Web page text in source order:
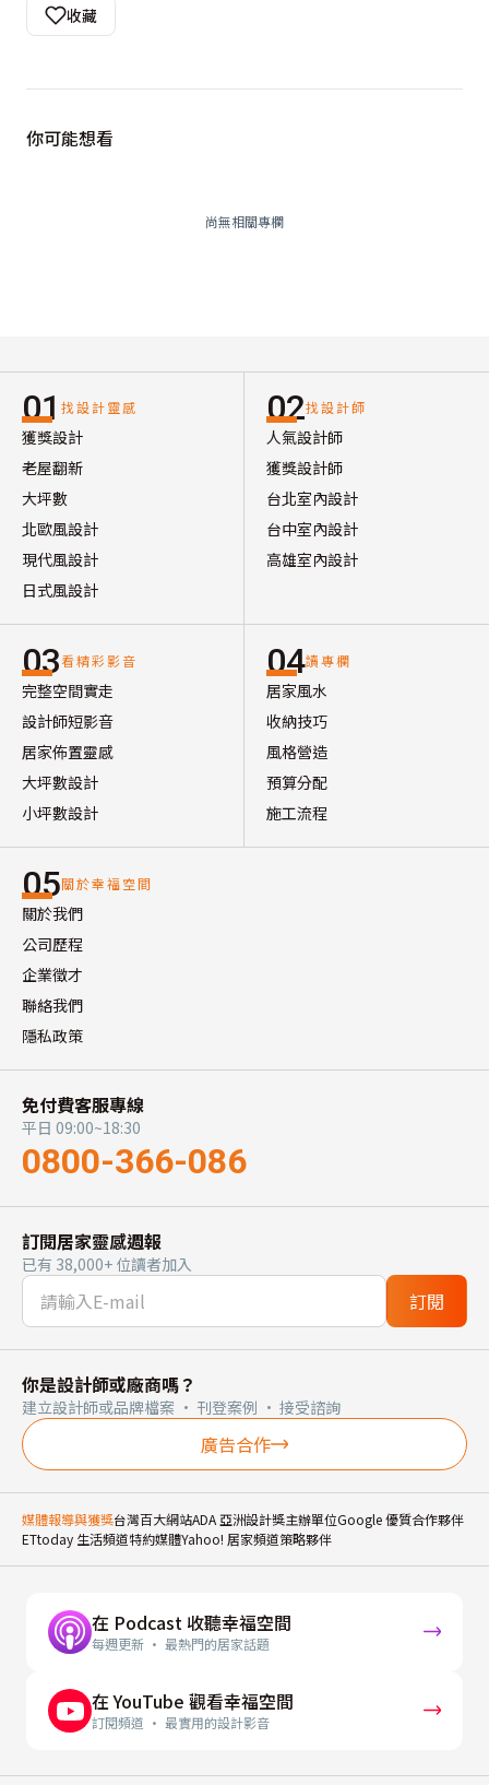
收藏
你可能想看
尚無相關專欄
01 找設計靈感
獲獎設計
老屋翻新
大坪數
北歐風設計
現代風設計
日式風設計
02找設計師
人氣設計師
獲獎設計師
台北室內設計
台中室內設計
高雄室內設計
03看精彩影音
完整空間實走
設計師短影音
居家佈置靈感
大坪數設計
小坪數設計
04讀專欄
居家風水
收納技巧
風格營造
預算分配
施工流程
05關於幸福空間
關於我們
公司歷程
企業徵才
聯絡我們
隱私政策
免付費客服專線
平日 09:00~18:30
0800-366-086
訂閱居家靈感週報
已有 38,000+ 位讀者加入
訂閱
你是設計師或廠商嗎？
建立設計師或品牌檔案 · 刊登案例 · 接受諮詢
廣告合作
媒體報導與獲獎台灣百大網站ADA 亞洲設計獎主辦單位Google 優質合作夥伴
ETtoday 生活頻道特約媒體Yahoo! 居家頻道策略夥伴
在 Podcast 收聽幸福空間
每週更新 · 最熱門的居家話題
在 YouTube 觀看幸福空間
訂閱頻道 · 最實用的設計影音